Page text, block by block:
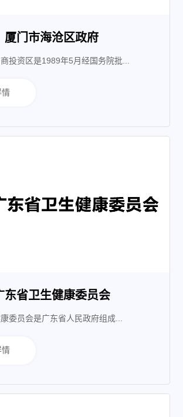
厦门市海沧区政府
投资区是1989年5月经国务院批...
情
东省卫生健康委员会
委员会是广东省人民政府组成...
情